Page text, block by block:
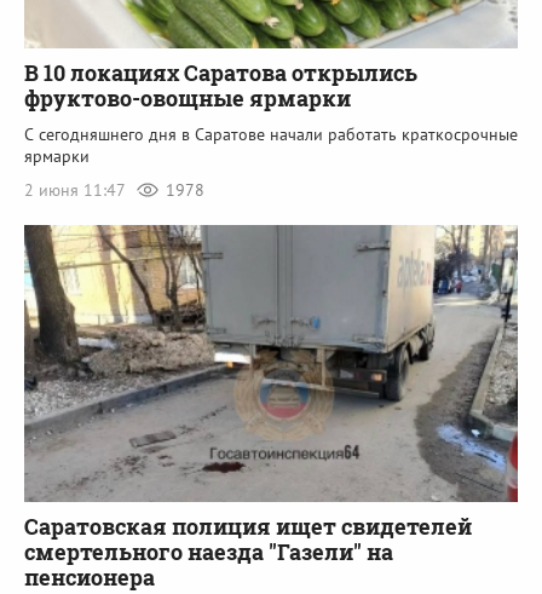
В 10 локациях Саратова открылись
фруктово-овощные ярмарки
С сегодняшнего дня в Саратове начали работать краткосрочные
ярмарки
2 июня 11:47
1978
Саратовская полиция ищет свидетелей
смертельного наезда "Газели" на
пенсионера